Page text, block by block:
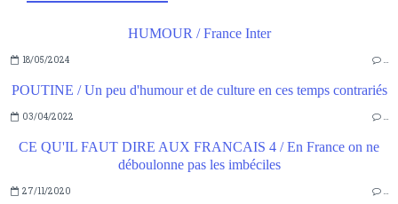
HUMOUR / France Inter
18/05/2024 …
POUTINE / Un peu d'humour et de culture en ces temps contrariés
03/04/2022 …
CE QU'IL FAUT DIRE AUX FRANCAIS 4 / En France on ne
déboulonne pas les imbéciles
27/11/2020 …